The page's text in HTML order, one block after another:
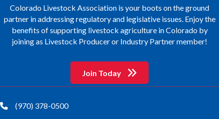
Colorado Livestock Association is your boots on the ground
partner in addressing regulatory and legislative issues. Enjoy the
benefits of supporting livestock agriculture in Colorado by
joining as Livestock Producer or Industry Partner member!
Join Today
phone(970) 378-0500